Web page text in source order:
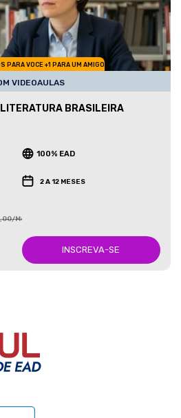
PARA VOCE +1 PARA UM AMIGO
VIDEOAULAS
BRASILEIRA
100% EAD
2 A 12 MESES
Mês
INSCREVA-SE